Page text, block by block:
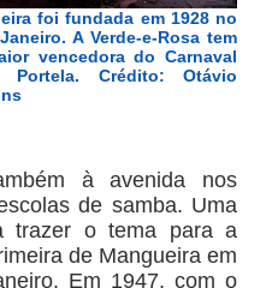
foi fundada em 1928 no
A Verde-e-Rosa tem
vencedora do Carnaval
Crédito: Otávio
à avenida nos
de samba. Uma
trazer o tema para a
de Mangueira em
Em 1947, com o